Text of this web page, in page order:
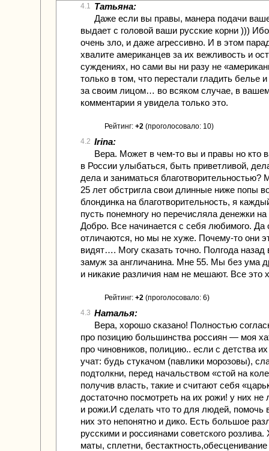
4.1 Татьяна:
Даже если вы правы, манера подачи
выдает с головой ваши русские корни )))
очень зло, и даже агрессивно. И в этом
хвалите американцев за их вежливость и
суждениях, но сами вы ни разу не
только в том, что перестали гладить белье
за своим лицом… во всяком случае, в
комментарии я увидела только это.
Рейтинг: +2 (проголосовало: 10)
4.2 Irina:
Вера. Может в чем-то вы и правы но кто
в России улыбаться, быть приветливой,
дела и заниматься благотворительностью?
25 лет обстригла свои длинные ниже попы
блондинка на благотворительность, я
пусть понемногу но перечисляла денежки
Добро. Все начинается с себя любимого. Да
отличаются, но мы не хуже. Почему-то они
видят…. Могу сказать точно. Полгода
замуж за англичанина. Мне 55. Мы без ума
и никакие различия нам не мешают. Все это
Рейтинг: +2 (проголосовало: 6)
4.3 Наталья:
Вера, хорошо сказано! Полностью
про позицию большинства россиян — моя
про чиновников, полицию.. если с детства
учат: будь стукачом (павлики морозовы),
подтолкни, перед начальством «стой на
получив власть, такие и считают себя
достаточно посмотреть на их рожи! у них не
и рожи.И сделать что то для людей,
них это непонятно и дико. Есть большое
русскими и россиянами советского розлива.
маты, сплетни, бестактность,обесценивание